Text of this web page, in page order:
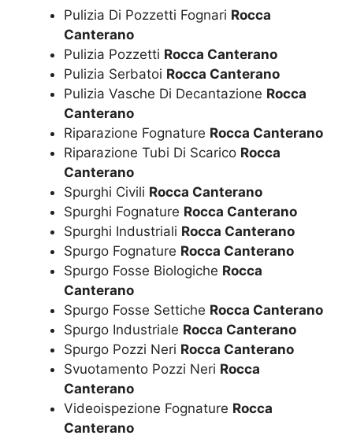
Pulizia Di Pozzetti Fognari Rocca
Canterano
Pulizia Pozzetti Rocca Canterano
Pulizia Serbatoi Rocca Canterano
Pulizia Vasche Di Decantazione Rocca
Canterano
Riparazione Fognature Rocca Canterano
Riparazione Tubi Di Scarico Rocca
Canterano
Spurghi Civili Rocca Canterano
Spurghi Fognature Rocca Canterano
Spurghi Industriali Rocca Canterano
Spurgo Fognature Rocca Canterano
Spurgo Fosse Biologiche Rocca
Canterano
Spurgo Fosse Settiche Rocca Canterano
Spurgo Industriale Rocca Canterano
Spurgo Pozzi Neri Rocca Canterano
Svuotamento Pozzi Neri Rocca
Canterano
Videoispezione Fognature Rocca
Canterano